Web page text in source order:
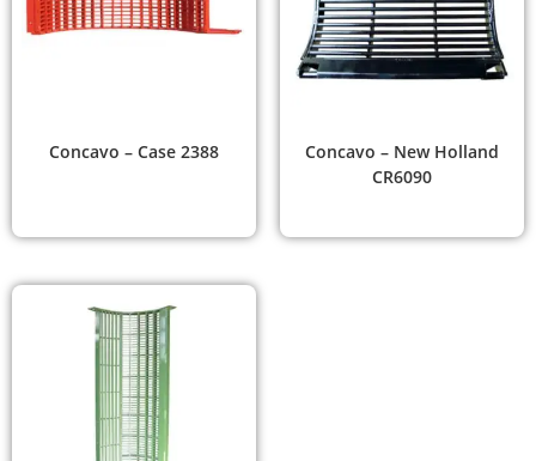
Concavo – Case 2388
Concavo – New Holland
CR6090